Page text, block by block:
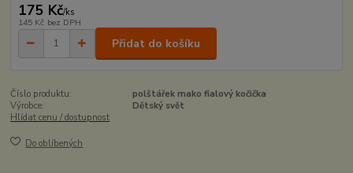
175 Kč/ks
145 Kč bez DPH
Přidat do košíku
Číslo produktu:
polštářek mako fialový kočička
Výrobce:
Dětský svět
Hlídat cenu / dostupnost
Do oblíbených